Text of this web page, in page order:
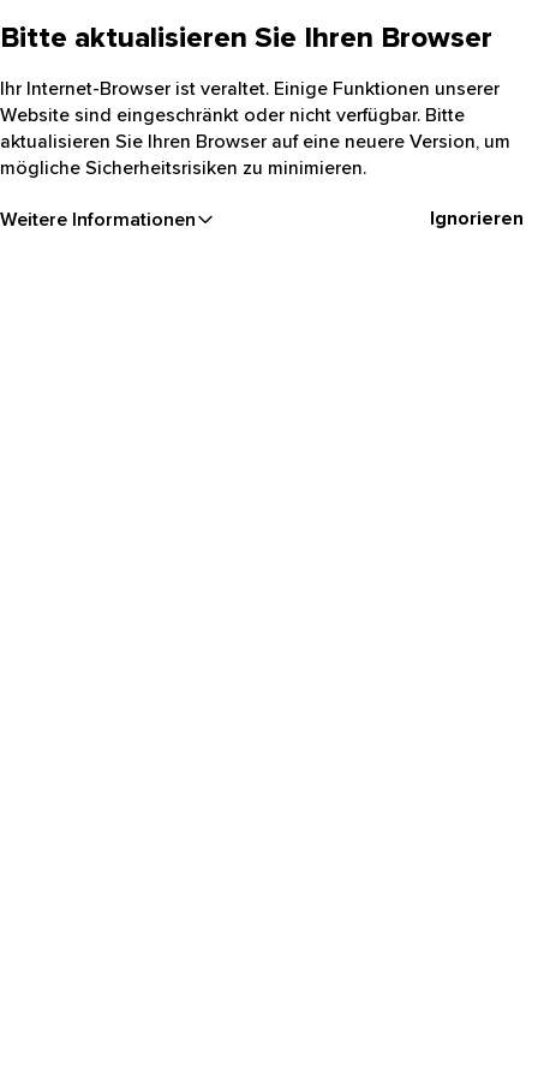
Bitte aktualisieren Sie Ihren Browser
Ihr Internet-Browser ist veraltet. Einige Funktionen unserer
Website sind eingeschränkt oder nicht verfügbar. Bitte
aktualisieren Sie Ihren Browser auf eine neuere Version, um
mögliche Sicherheitsrisiken zu minimieren.
Weitere Informationen Ignorieren